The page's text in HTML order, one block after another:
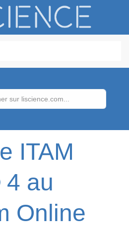
ITAM
4 au
Online